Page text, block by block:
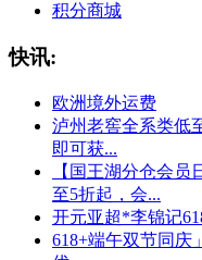
积分商城
快讯:
欧洲境外运费
泸州老窖全系类低
即可获...
【国王湖分仓会
至5折起，会...
开元亚超*李锦记
618+端午双节同庆